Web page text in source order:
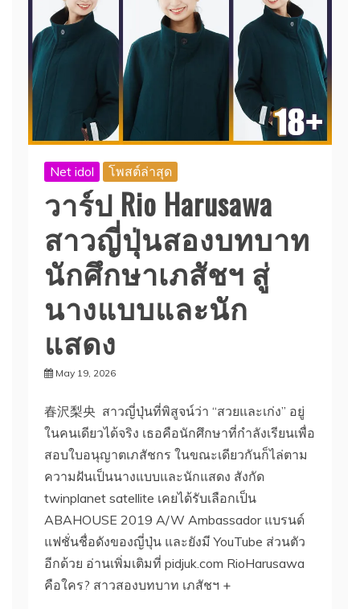
Net idol โพสต์ล่าสุด
วาร์ป Rio Harusawa
สาวญี่ปุ่นสองบทบาท
นักศึกษาเภสัชฯ สู่
นางแบบและนัก
แสดง
May 19, 2026
春沢梨央 สาวญี่ปุ่นที่พิสูจน์ว่า “สวยและเก่ง” อยู่
ในคนเดียวได้จริง เธอคือนักศึกษาที่กำลังเรียนเพื่อ
สอบใบอนุญาตเภสัชกร ในขณะเดียวกันก็ไล่ตาม
ความฝันเป็นนางแบบและนักแสดง สังกัด
twinplanet satellite เคยได้รับเลือกเป็น
ABAHOUSE 2019 A/W Ambassador แบรนด์
แฟชั่นชื่อดังของญี่ปุ่น และยังมี YouTube ส่วนตัว
อีกด้วย อ่านเพิ่มเติมที่ pidjuk.com RioHarusawa
คือใคร? สาวสองบทบาท เภสัชฯ +